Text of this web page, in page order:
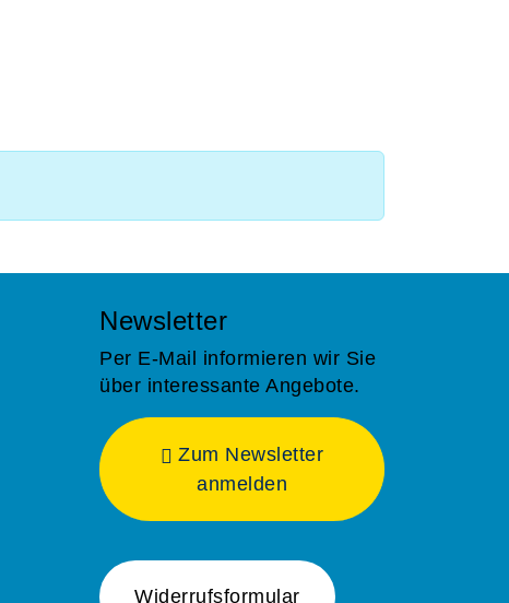
Newsletter
Per E-Mail informieren wir Sie
über interessante Angebote.
Zum Newsletter
anmelden
Widerrufsformular